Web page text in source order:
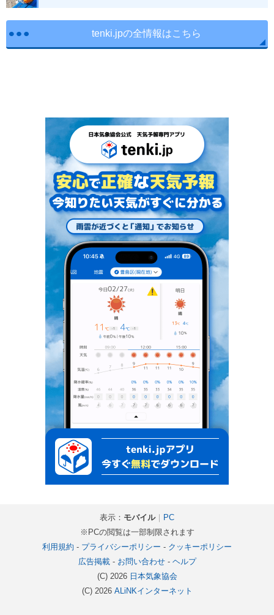
tenki.jpの全情報はこちら
表示： モバイル｜ PC
※PCの閲覧は一部制限されます
利用規約 - プライバシーポリシー - クッキーポリシー
広告掲載- お問い合わせ- ヘルプ
(C) 2026 日本気象協会
(C) 2026 ALiNKインターネット